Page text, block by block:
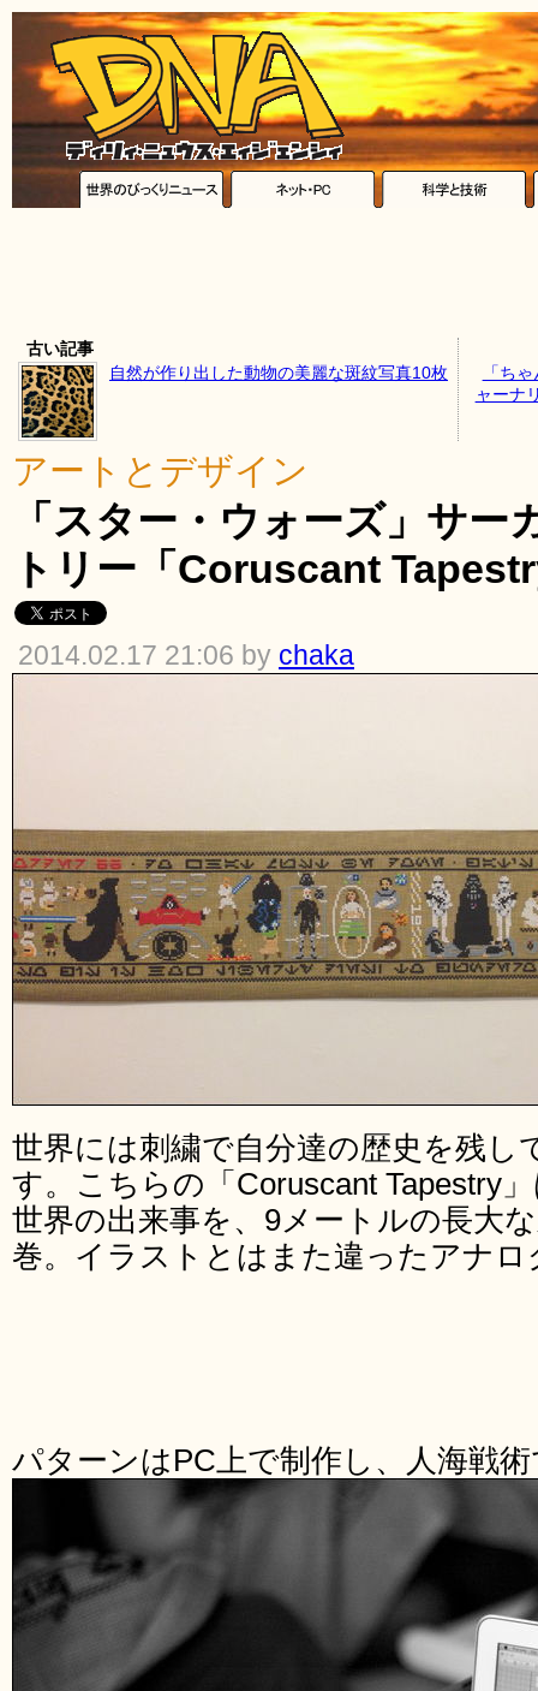
古い記事
自然が作り出した動物の美麗な斑紋写真10枚
「ち
ャーナ
アートとデザイン
「スター・ウォーズ」サー
トリー「Coruscant
2014.02.17 21:06 by chaka
世界には刺繍で自分達の歴史を残し
す。こちらの「Coruscant Tapestry
世界の出来事を、9メートルの長大
巻。イラストとはまた違ったアナ
パターンはPC上で制作し、人海戦